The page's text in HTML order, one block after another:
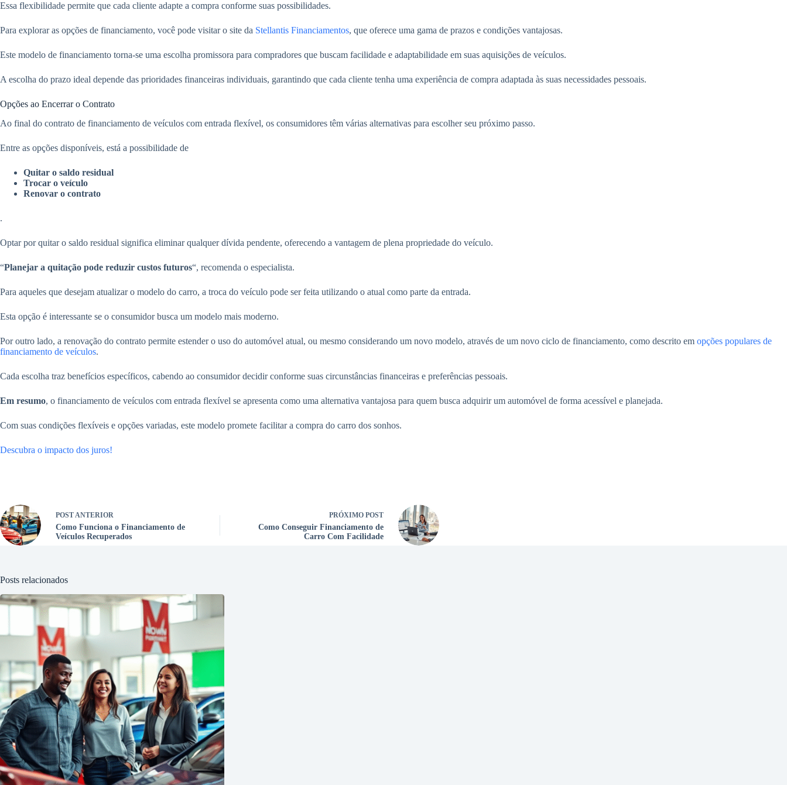
Essa flexibilidade permite que cada cliente adapte a compra conforme suas possibilidades.
Para explorar as opções de financiamento, você pode visitar o site da Stellantis Financiamentos, que oferece uma gama de prazos e condições vantajosas.
Este modelo de financiamento torna-se uma escolha promissora para compradores que buscam facilidade e adaptabilidade em suas aquisições de veículos.
A escolha do prazo ideal depende das prioridades financeiras individuais, garantindo que cada cliente tenha uma experiência de compra adaptada às suas necessidades pessoais.
Opções ao Encerrar o Contrato
Ao final do contrato de financiamento de veículos com entrada flexível, os consumidores têm várias alternativas para escolher seu próximo passo.
Entre as opções disponíveis, está a possibilidade de
Quitar o saldo residual
Trocar o veículo
Renovar o contrato
.
Optar por quitar o saldo residual significa eliminar qualquer dívida pendente, oferecendo a vantagem de plena propriedade do veículo.
“Planejar a quitação pode reduzir custos futuros“, recomenda o especialista.
Para aqueles que desejam atualizar o modelo do carro, a troca do veículo pode ser feita utilizando o atual como parte da entrada.
Esta opção é interessante se o consumidor busca um modelo mais moderno.
Por outro lado, a renovação do contrato permite estender o uso do automóvel atual, ou mesmo considerando um novo modelo, através de um novo ciclo de financiamento, como descrito em opções populares de
financiamento de veículos.
Cada escolha traz benefícios específicos, cabendo ao consumidor decidir conforme suas circunstâncias financeiras e preferências pessoais.
Em resumo, o financiamento de veículos com entrada flexível se apresenta como uma alternativa vantajosa para quem busca adquirir um automóvel de forma acessível e planejada.
Com suas condições flexíveis e opções variadas, este modelo promete facilitar a compra do carro dos sonhos.
Descubra o impacto dos juros!
POST ANTERIOR
Como Funciona o Financiamento de
Veículos Recuperados
PRÓXIMO POST
Como Conseguir Financiamento de
Carro Com Facilidade
Posts relacionados